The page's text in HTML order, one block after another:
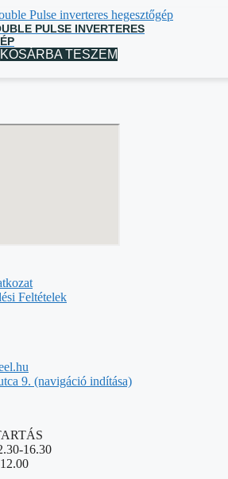
PULSE INVERTERES
KOSÁRBA TESZEM
Feltételek
9. (navigáció indítása)
16.30